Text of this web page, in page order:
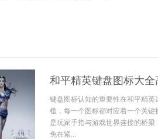
和平精英键盘图标大
键盘图标认知的重要性在和平精
槛，每一个图标都对应着一个关
是玩家手指与游戏世界连接的桥
免在紧...